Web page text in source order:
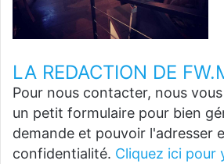
LA REDACTION DE
Pour nous contacter, nous
un petit formulaire pour bien
demande et pouvoir l'adresser
confidentialité. Cliquez ici pour